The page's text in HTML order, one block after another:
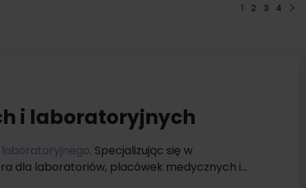
1 2 3 4
i laboratoryjnych
laboratoryjnego. Specjalizując się w
dla laboratoriów, placówek medycznych i